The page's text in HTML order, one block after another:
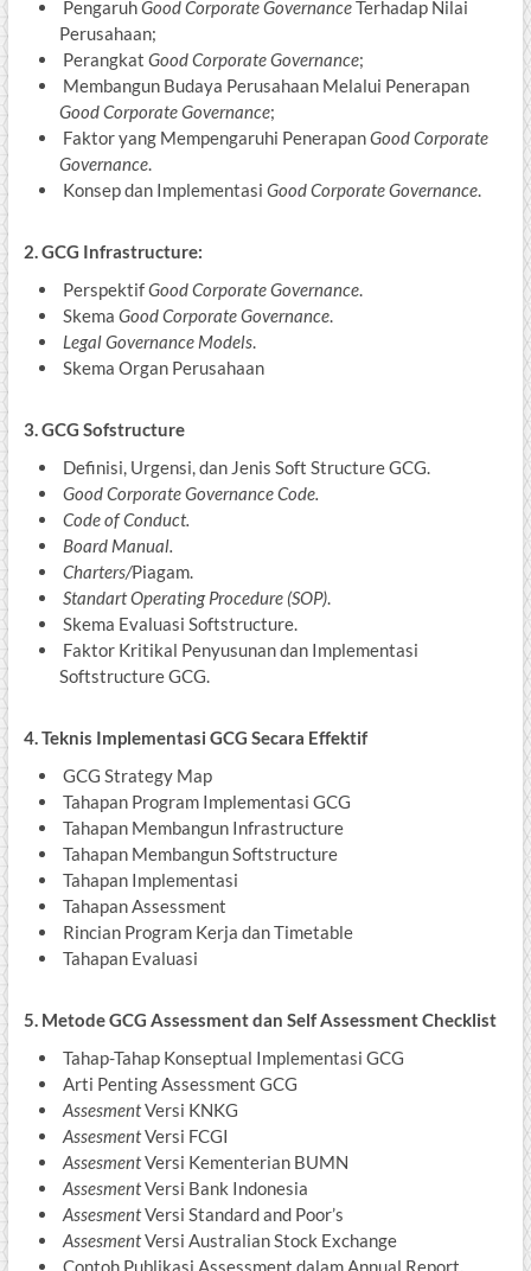
PengaruhGood Corporate GovernanceTerhadap Nilai
Perusahaan;
Perangkat Good Corporate Governance;
Membangun Budaya Perusahaan Melalui Penerapan
Good Corporate Governance;
Faktor yang Mempengaruhi PenerapanGood Corporate
Governance.
Konsep dan Implementasi Good Corporate Governance.
2. GCG Infrastructure:
PerspektifGood Corporate Governance.
Skema Good Corporate Governance.
Legal Governance Models.
Skema Organ Perusahaan
3. GCG Sofstructure
Definisi, Urgensi, dan Jenis Soft Structure GCG.
Good Corporate Governance Code.
Code of Conduct.
Board Manual.
Charters/Piagam.
Standart Operating Procedure (SOP).
Skema Evaluasi Softstructure.
Faktor Kritikal Penyusunan dan Implementasi
Softstructure GCG.
4. Teknis Implementasi GCG Secara Effektif
GCG Strategy Map
Tahapan Program Implementasi GCG
Tahapan Membangun Infrastructure
Tahapan Membangun Softstructure
Tahapan Implementasi
Tahapan Assessment
Rincian Program Kerja dan Timetable
Tahapan Evaluasi
5. Metode GCG Assessment dan Self Assessment Checklist
Tahap-Tahap Konseptual Implementasi GCG
Arti Penting Assessment GCG
AssesmentVersi KNKG
AssesmentVersi FCGI
AssesmentVersi Kementerian BUMN
AssesmentVersi Bank Indonesia
AssesmentVersi Standard and Poor’s
AssesmentVersi Australian Stock Exchange
Contoh Publikasi Assessment dalam Annual Report.